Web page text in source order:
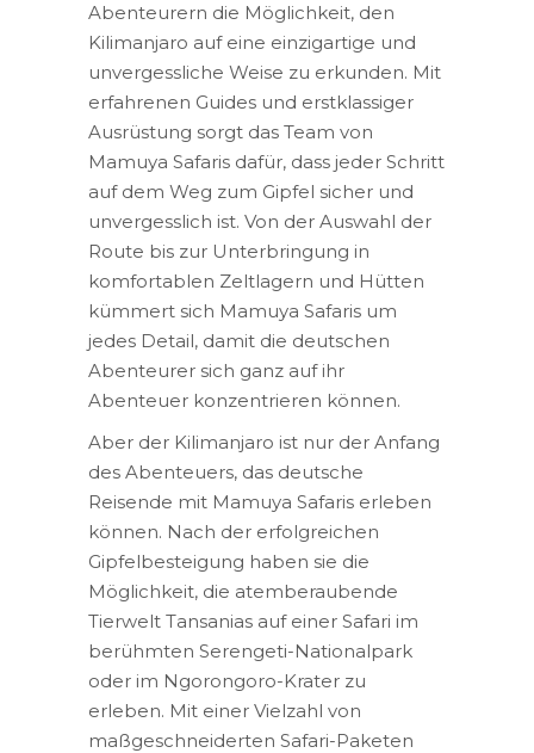
Abenteurern die Möglichkeit, den
Kilimanjaro auf eine einzigartige und
unvergessliche Weise zu erkunden. Mit
erfahrenen Guides und erstklassiger
Ausrüstung sorgt das Team von
Mamuya Safaris dafür, dass jeder Schritt
auf dem Weg zum Gipfel sicher und
unvergesslich ist. Von der Auswahl der
Route bis zur Unterbringung in
komfortablen Zeltlagern und Hütten
kümmert sich Mamuya Safaris um
jedes Detail, damit die deutschen
Abenteurer sich ganz auf ihr
Abenteuer konzentrieren können.
Aber der Kilimanjaro ist nur der Anfang
des Abenteuers, das deutsche
Reisende mit Mamuya Safaris erleben
können. Nach der erfolgreichen
Gipfelbesteigung haben sie die
Möglichkeit, die atemberaubende
Tierwelt Tansanias auf einer Safari im
berühmten Serengeti-Nationalpark
oder im Ngorongoro-Krater zu
erleben. Mit einer Vielzahl von
maßgeschneiderten Safari-Paketen